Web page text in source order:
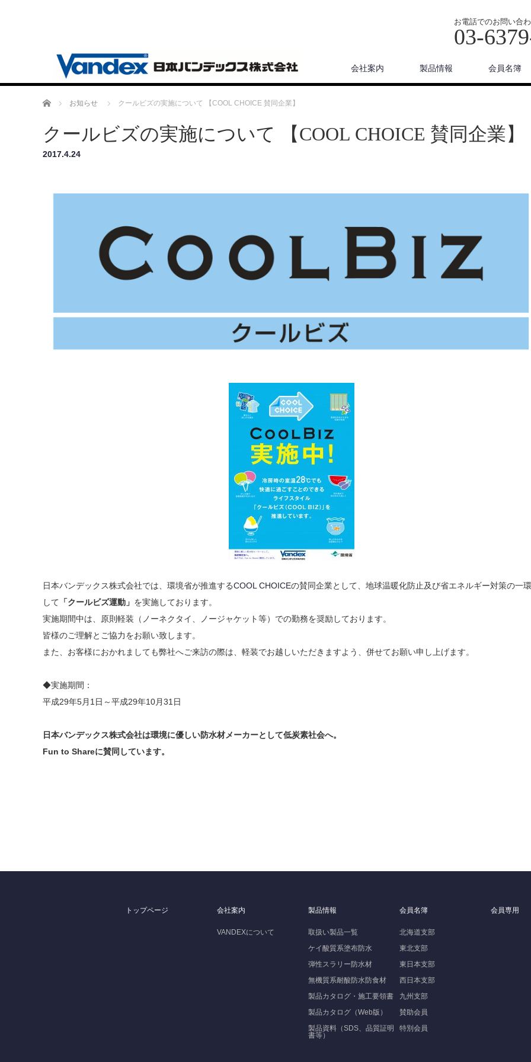
お電話でのお問い合
03-
会社案内 製品情報 会員名簿
Home お知らせ クールビズの実施について 【COOL CHOICE 賛同企業】
クールビズの実施について 【COOL CHOICE 賛同企業】
2017.4.24
日本バンデックス株式会社では、環境省が推進するCOOL CHOICEの賛同企業として、地球温暖化防止及び省エネルギー対策の一
して 「クールビズ運動」 を実施しております。
実施期間中は、原則軽装（ノーネクタイ、ノージャケット等）での勤務を奨励しております。
皆様のご理解とご協力をお願い致します。
また、お客様におかれましても弊社へご来訪の際は、軽装でお越しいただきますよう、併せてお願い申し上げます。
◆実施期間：
平成29年5月1日～平成29年10月31日
日本バンデックス株式会社は環境に優しい防水材メーカーとして低炭素社会へ。
Fun to Shareに賛同しています。
トップページ 会社案内
VANDEXについて
製品情報
取扱い製品一覧
ケイ酸質系塗布防水
弾性スラリー防水材
無機質系耐酸防水防食材
製品カタログ・施工要領書
製品カタログ（Web版）
製品資料（SDS、品質証明
書等）
会員名簿
北海道支部
東北支部
東日本支部
西日本支部
九州支部
賛助会員
特別会員
会員専用